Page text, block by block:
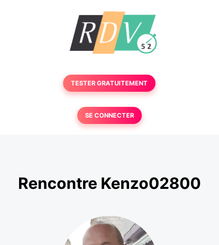
TESTER GRATUITEMENT
SE CONNECTER
Rencontre Kenzo02800